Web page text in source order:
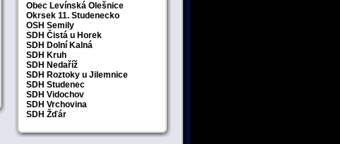
Obec Levínská Olešnice
Okrsek 11. Studenecko
OSH Semily
SDH Čistá u Horek
SDH Dolní Kalná
SDH Kruh
SDH Nedaříž
SDH Roztoky u Jilemnice
SDH Studenec
SDH Vidochov
SDH Vrchovina
SDH Žďár